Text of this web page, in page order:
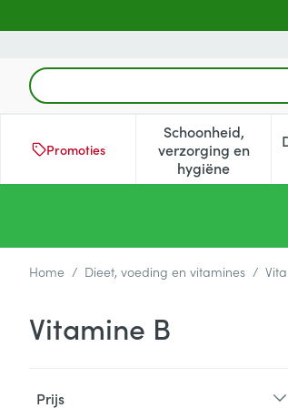
Product, merk, categorie...
Promoties
Schoonheid,
verzorging en
hygiëne
Toon
Home / Dieet, voeding en vitamines /
Vitamine B
Prijs